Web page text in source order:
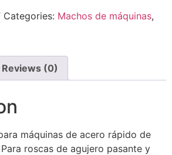
Categories: Machos de máquinas,
Reviews (0)
máquinas de acero rápido de
roscas de agujero pasante y